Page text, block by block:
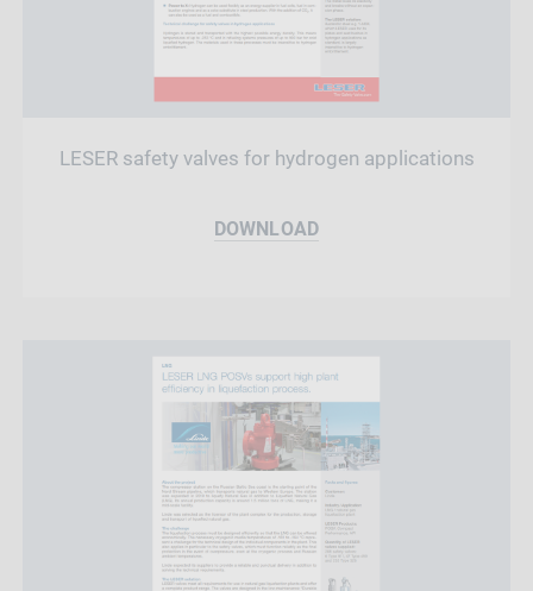
LESER safety valves for hydrogen applications
DOWNLOAD